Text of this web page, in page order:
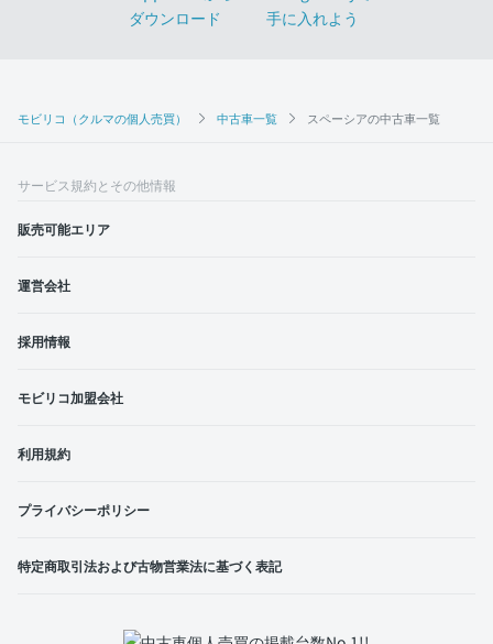
モビリコ（クルマの個人売買） 中古車一覧 スペーシアの中古車一覧
サービス規約とその他情報
販売可能エリア
運営会社
採用情報
モビリコ加盟会社
利用規約
プライバシーポリシー
特定商取引法および古物営業法に基づく表記